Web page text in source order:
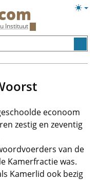
Instituut
econoom
zestig en zeventig
van de
Kamerfractie was.
Kamerlid ook bezig